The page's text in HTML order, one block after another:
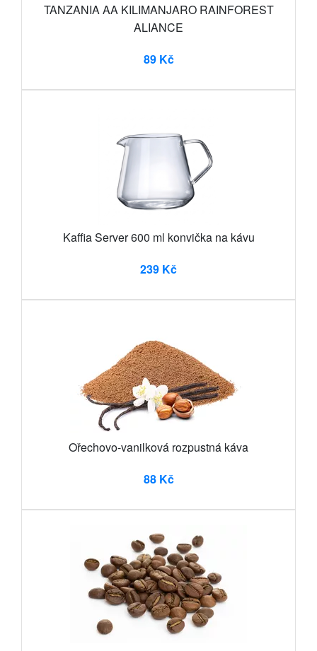
TANZANIA AA KILIMANJARO RAINFOREST
ALIANCE
89 Kč
Kaffia Server 600 ml konvička na kávu
239 Kč
Ořechovo-vanilková rozpustná káva
88 Kč